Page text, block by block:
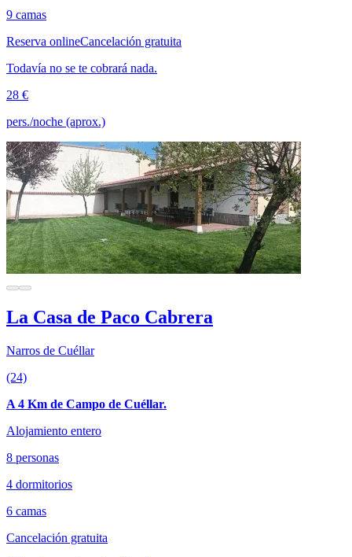
9 camas
Reserva onlineCancelación gratuita
Todavía no se te cobrará nada.
28 €
pers./noche (aprox.)
La Casa de Paco Cabrera
Narros de Cuéllar
(24)
A 4 Km de Campo de Cuéllar.
Alojamiento entero
8 personas
4 dormitorios
6 camas
Cancelación gratuita